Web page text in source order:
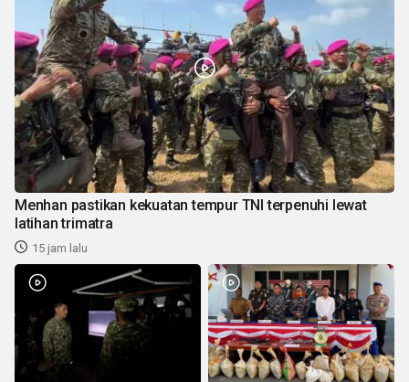
Menhan pastikan kekuatan tempur TNI terpenuhi lewat
latihan trimatra
15 jam lalu